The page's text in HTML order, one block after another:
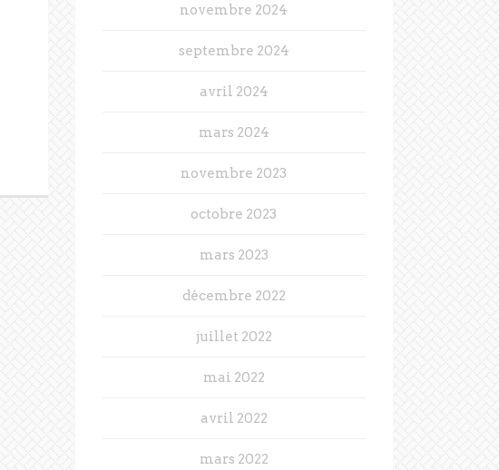
novembre 2024
septembre 2024
avril 2024
mars 2024
novembre 2023
octobre 2023
mars 2023
décembre 2022
juillet 2022
mai 2022
avril 2022
mars 2022